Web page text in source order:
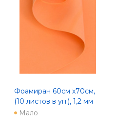
Фоамиран 60см х70см,
(10 листов в уп.), 1,2 мм
"Пастель" оранжевый
Мало